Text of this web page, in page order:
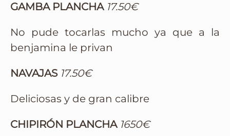
GAMBA PLANCHA 17.50€
No pude tocarlas mucho ya que a la
benjamina le privan
NAVAJAS 17.50€
Deliciosas y de gran calibre
CHIPIRÓN PLANCHA 1650€